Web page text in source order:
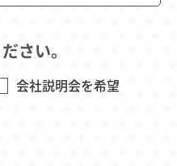
さい。
会社説明会を希望